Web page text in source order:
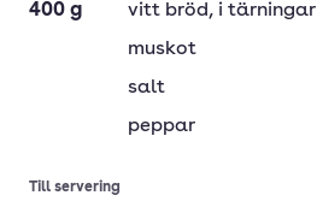
400 g vitt bröd, i tärningar
muskot
salt
peppar
Till servering